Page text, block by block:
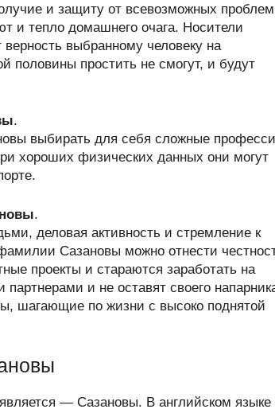
и защиту от всевозможных
и тепло домашнего очага. Носители
выбранному человеку на
половины простить не смогут, и будут
.
выбирать для себя сложные
хороших физических данных они могут
.
деловая активность и стремление к
Сазановы можно отнести
проекты и стараются заработать на
и не оставят своего
шагающие по жизни с высоко поднятой
— Сазановы. В английском языке